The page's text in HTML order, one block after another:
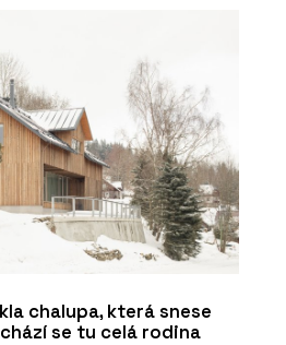
chalupa, která snese
se tu celá rodina